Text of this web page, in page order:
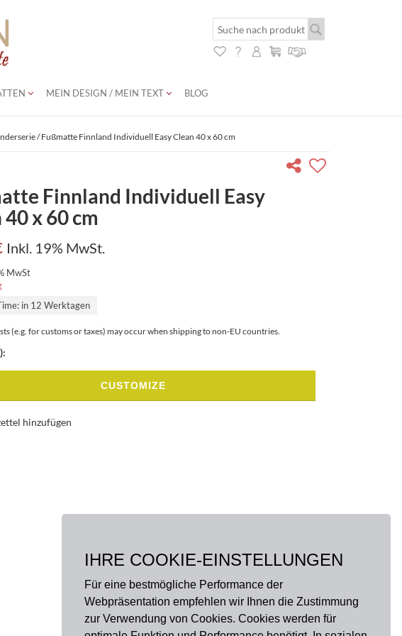
IHRE COOKIE-EINSTELLUNGEN
Für eine bestmögliche Performance der
Webpräsentation empfehlen wir Ihnen die Zustimmung
zur Verwendung von Cookies. Cookies werden für
MEIN DESIGN / MEIN TEXT BLOG
/ Fußmatte Finnland Individuell Easy Clean 40 x 60 cm
Finnland Individuell Easy
x 60 cm
Inkl. 19% MwSt.
MwSt
in 12 Werktagen
(e.g. for customs or taxes) may occur when shipping to non-EU countries.
CUSTOMIZE
hinzufügen